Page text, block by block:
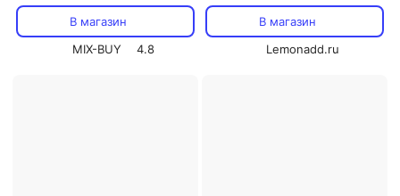
В магазин
MIX-BUY
4.8
В магазин
Lemonadd.ru